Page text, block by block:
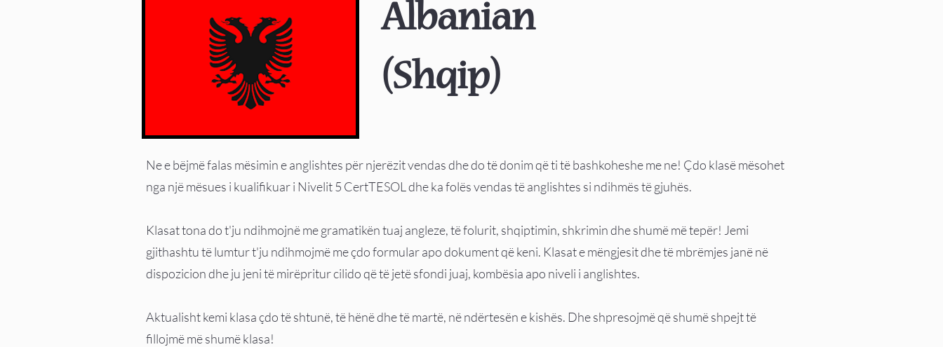
Albanian
(Shqip)
Ne e bëjmë falas mësimin e anglishtes për njerëzit vendas dhe do të donim që ti të bashkoheshe me ne! Çdo klasë mësohet
nga një mësues i kualifikuar i Nivelit 5 CertTESOL dhe ka folës vendas të anglishtes si ndihmës të gjuhës.
Klasat tona do t'ju ndihmojnë me gramatikën tuaj angleze, të folurit, shqiptimin, shkrimin dhe shumë më tepër! Jemi
gjithashtu të lumtur t'ju ndihmojmë me çdo formular apo dokument që keni. Klasat e mëngjesit dhe të mbrëmjes janë në
dispozicion dhe ju jeni të mirëpritur cilido që të jetë sfondi juaj, kombësia apo niveli i anglishtes.
Aktualisht kemi klasa çdo të shtunë, të hënë dhe të martë, në ndërtesën e kishës. Dhe shpresojmë që shumë shpejt të
fillojmë më shumë klasa!